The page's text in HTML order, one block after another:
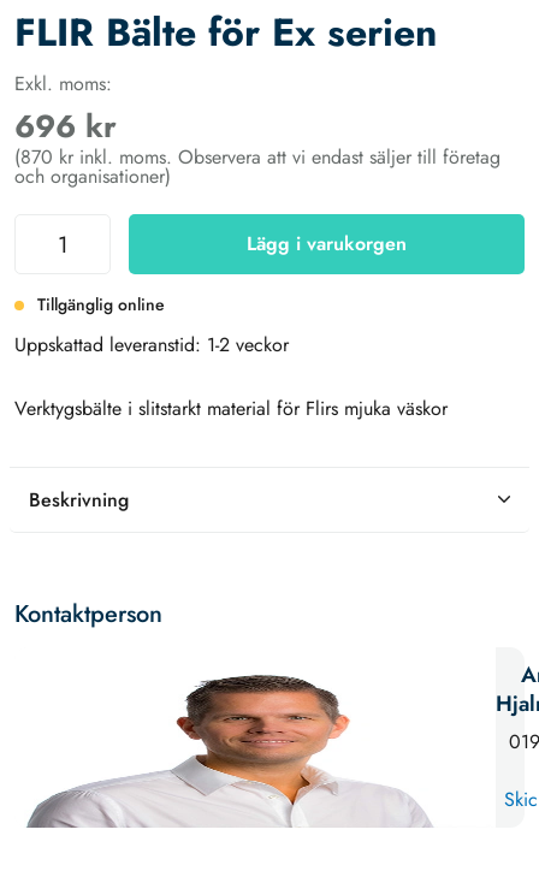
FLIR Bälte för Ex serien
Exkl. moms:
696 kr
(870 kr inkl. moms. Observera att vi endast säljer till företag
och organisationer)
Lägg i varukorgen
Tillgänglig online
Uppskattad leveranstid: 1-2 veckor
Verktygsbälte i slitstarkt material för Flirs mjuka väskor
Beskrivning
Kontaktperson